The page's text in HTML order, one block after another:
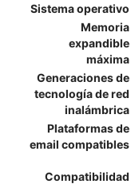
Sistema operativo
Memoria
expandible
máxima
Generaciones de
tecnología de red
inalámbrica
Plataformas de
email compatibles
Compatibilidad